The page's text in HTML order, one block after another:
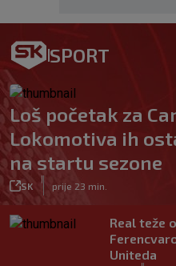
SPORT
Loš početak za
Lokomotiva ih
na startu sezone
SK prije 23 min.
Real teže
Uniteda